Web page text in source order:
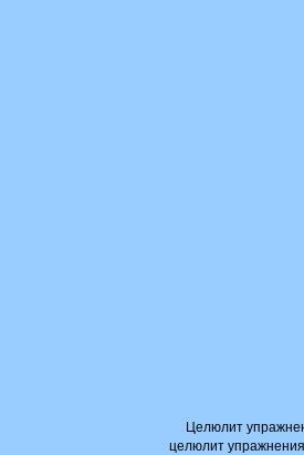
Целюлит
целюлит